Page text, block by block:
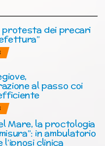
protesta dei precari
al passo coi
Mare, la proctologia
in ambulatorio
clinica